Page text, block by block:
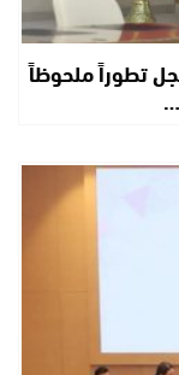
تطوراً ملحوظاً